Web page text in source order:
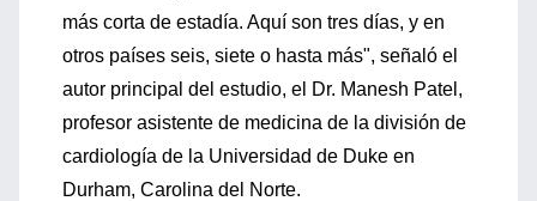
más corta de estadía. Aquí son tres días, y en
otros países seis, siete o hasta más", señaló el
autor principal del estudio, el Dr. Manesh Patel,
profesor asistente de medicina de la división de
cardiología de la Universidad de Duke en
Durham, Carolina del Norte.